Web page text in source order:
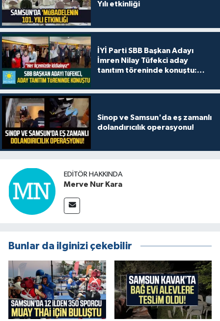
Yılı etkinliği
İYİ Parti SBB Başkan Adayı
İmren Nilay Tüfekci aday
tanıtım töreninde konuştu:
Sinop ve Samsun'da eş zamanlı
dolandırıcılık operasyonu!
EDITÖR HAKKINDA
Merve Nur Kara
Bunlar da ilginizi çekebilir